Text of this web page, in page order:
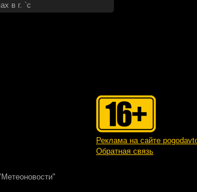
в г. `c
Реклама на сайте
Обратная связь